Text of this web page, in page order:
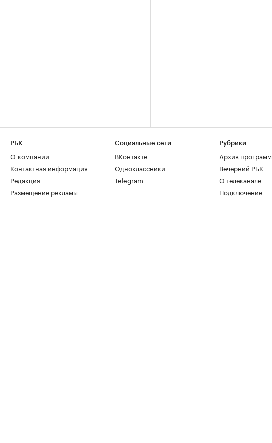
РБК
О компании
Контактная информация
Редакция
Размещение рекламы
Социальные сети
ВКонтакте
Одноклассники
Telegram
Рубрики
Архив программ
Вечерний РБК
О телеканале
Подключение